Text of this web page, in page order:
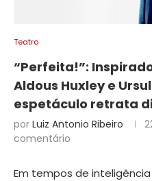
Teatro
“Perfeita!”:
Aldous Huxley e
espetáculo retrata
por Luiz Antonio Ribeiro
comentário
Em tempos de